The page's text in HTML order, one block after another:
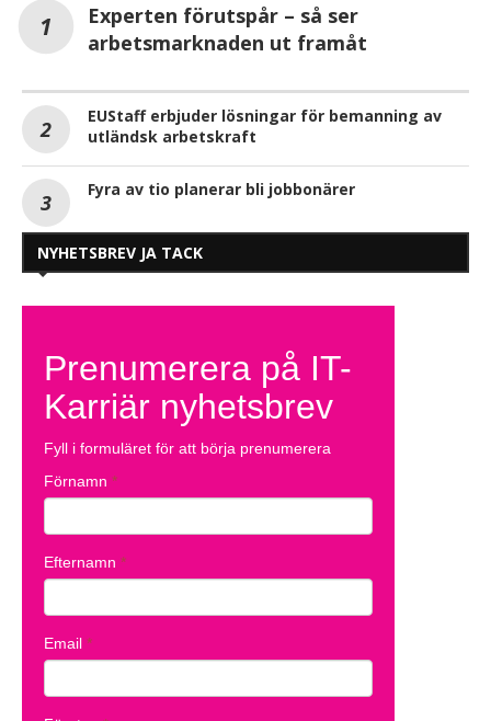
Experten förutspår – så ser
arbetsmarknaden ut framåt
EUStaff erbjuder lösningar för bemanning av
utländsk arbetskraft
Fyra av tio planerar bli jobbonärer
NYHETSBREV JA TACK